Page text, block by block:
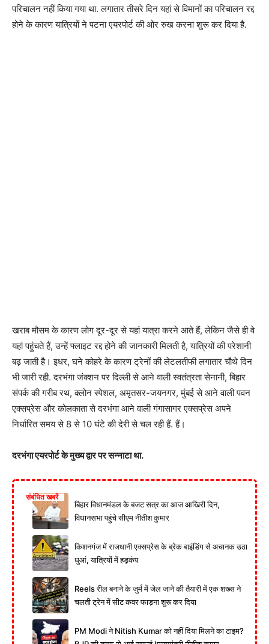
परिचालन नहीं किया गया था. लगातार तीसरे दिन यहां से विमानों का परिचालन रद्द
होने के कारण यात्रियों ने पटना एयरपोर्ट की ओर रुख करना शुरू कर दिया है.
खराब मौसम के कारण लोग दूर-दूर से यहां यात्रा करने आते हैं, लेकिन जैसे ही वे
यहां पहुंचते हैं, उन्हें फ्लाइट रद्द होने की जानकारी मिलती है, यात्रियों की परेशानी
बढ़ जाती है। इधर, घने कोहरे के कारण ट्रेनों की लेटलतीफी लगातार चौथे दिन
भी जारी रही. दरभंगा जंक्शन पर दिल्ली से आने वाली स्वतंत्रता सेनानी, बिहार
संपर्क की गरीब रथ, क्लोन स्पेशल, अमृतसर-जयनगर, मुंबई से आने वाली पवन
एक्सप्रेस और कोलकाता से दरभंगा आने वाली गंगासागर एक्सप्रेस अपने
निर्धारित समय से 8 से 10 घंटे की देरी से चल रही हैं. हैं।
दरभंगा एयरपोर्ट के मुख्य द्वार पर सन्नाटा था.
संबंधित खबरें
बिहार विधानमंडल के बजट सत्र का आज आखिरी दिन,
विधानसभा पहुंचे सीएम नीतीश कुमार
किशनगंज में राजधानी एक्सप्रेस के ब्रेक बाइंडिंग से अचानक उठा
धुआं, यात्रियों में हड़कंप
Reels रील बनाने के जुर्म में जेल जाने की तैयारी में एक शख्स ने
चलती ट्रेन में सीट कवर फाड़ना शुरू कर दिया
PM Modi ने Nitish Kumar को नहीं दिया मिलने का टाइम?